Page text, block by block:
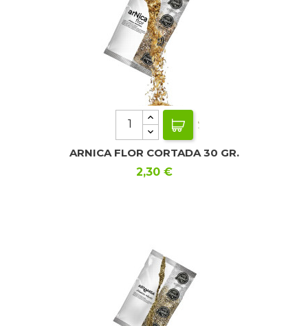
ARNICA FLOR CORTADA 30 GR.
Precio
2,30 €